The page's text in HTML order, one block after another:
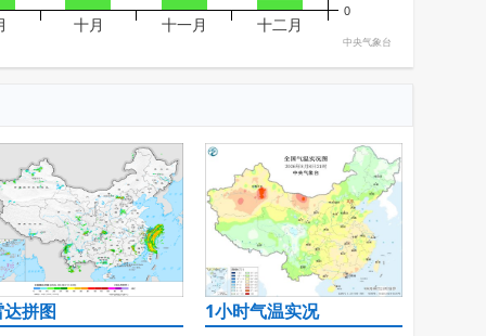
十月 十一月 十二月
0
中央气象台
拼图 1小时气温实况